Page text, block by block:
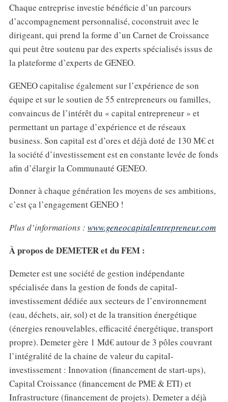
Chaque entreprise investie bénéficie d’un parcours
d’accompagnement personnalisé, coconstruit avec le
dirigeant, qui prend la forme d’un Carnet de Croissance
qui peut être soutenu par des experts spécialisés issus de
la plateforme d’experts de GENEO.
GENEO capitalise également sur l’expérience de son
équipe et sur le soutien de 55 entrepreneurs ou familles,
convaincus de l’intérêt du « capital entrepreneur » et
permettant un partage d’expérience et de réseaux
business. Son capital est d’ores et déjà doté de 130 M€ et
la société d’investissement est en constante levée de fonds
afin d’élargir la Communauté GENEO.
Donner à chaque génération les moyens de ses ambitions,
c’est ça l’engagement GENEO !
Plus d’informations : www.geneocapitalentrepreneur.com
À propos de DEMETER et du FEM :
Demeter est une société de gestion indépendante
spécialisée dans la gestion de fonds de capital-
investissement dédiée aux secteurs de l’environnement
(eau, déchets, air, sol) et de la transition énergétique
(énergies renouvelables, efficacité énergétique, transport
propre). Demeter gère 1 Md€ autour de 3 pôles couvrant
l’intégralité de la chaine de valeur du capital-
investissement : Innovation (financement de start-ups),
Capital Croissance (financement de PME & ETI) et
Infrastructure (financement de projets). Demeter a déjà